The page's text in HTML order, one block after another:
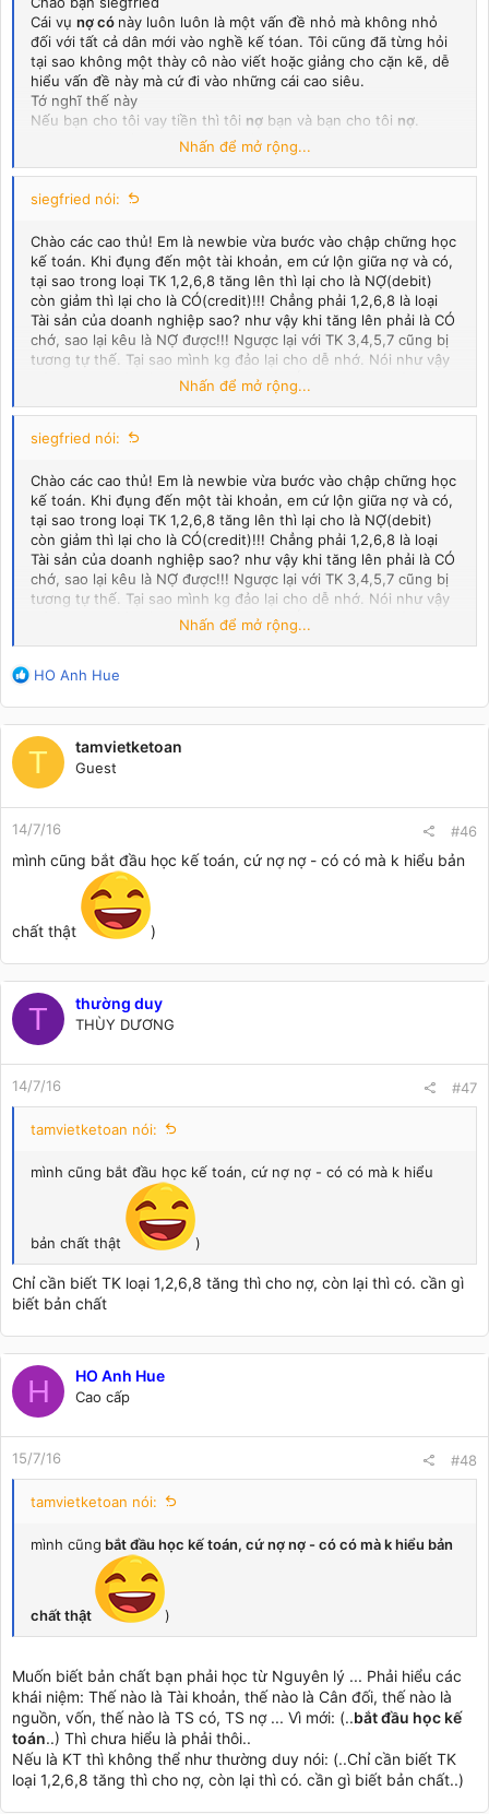
Cái vụ nợ có này luôn luôn là một vấn đề nhỏ mà không nhỏ
đối với tất cả dân mới vào nghề kế tóan. Tôi cũng đã từng hỏi
tại sao không một thày cô nào viết hoặc giảng cho cặn kẽ, dễ
hiểu vấn đề này mà cứ đi vào những cái cao siêu.
Tớ nghĩ thế này
Nếu bạn cho tôi vay tiền thì tôi nợ bạn và bạn cho tôi nợ
Chúng ta bắt đầu lạon lên vịnợ
rồi đây. Nhưng kế tóan rất hay
cho bạn, còn bạn
của tôi. Rõ ràng chưa.
Bây giời đếnNỢ
thế. Vụ này sẽ nói sao
Nói: Tôi
Có1 cái ôtô, và tôi NỢanh 1 tỷ đồng
Nói+ Kế tóan: tôiCó1 cái ô tô, tôiPHẢI TRẢ1 tỷ đồng
Kế tóan:Nợ TK 211, CóTK 331 1.000.000.000 đồng
Giải nghĩa theo văn nói: Anh đangCÓở chỗ tôi 1 tỷ đồng và
Tôi đang NỢanh 1 cái ôtô
NỢ, CÓ
trong tài khỏan kế tóan về bản
chất là đúng với ngôn ngữ nói. Tại vì bạn không nghĩ sâu hơn
nên tưởng rằngNợ là mình Nợ, vàcó là mình có. SAI RỒI hì, hì
Nhấn để mở rộng...
siegfried nói:
Chào các cao thủ! Em là newbie vừa bước vào chập chững học
kế toán. Khi đụng đến một tài khoản, em cứ lộn giữa nợ và có,
tại sao trong loại TK 1,2,6,8 tăng lên thì lại cho là NỢ(debit)
còn giảm thì lại cho là CÓ(credit)!!! Chẳng phải 1,2,6,8 là loại
Tài sản của doanh nghiệp sao? như vậy khi tăng lên phải là CÓ
chớ, sao lại kêu là NỢ được!!! Ngược lại với TK 3,4,5,7 cũng bị
tương tự thế. Tại sao mình kg đảo lại cho dễ nhớ. Nói như vậy
để các bác hiểu rằng định nghĩa NỢ, CÓ này là như thế nào?
Em hỏi mấy đứa bạn đi trước toàn bảo do người ta qui định thế
thì mình làm thế, NỢ-CÓ không phải nghĩa đó đâu!!! Thế nó
nghĩa là gì??? Các bác giúp với!!!!!
Nhấn để mở rộng...
siegfried nói:
Chào các cao thủ! Em là newbie vừa bước vào chập chững học
kế toán. Khi đụng đến một tài khoản, em cứ lộn giữa nợ và có,
tại sao trong loại TK 1,2,6,8 tăng lên thì lại cho là NỢ(debit)
còn giảm thì lại cho là CÓ(credit)!!! Chẳng phải 1,2,6,8 là loại
Tài sản của doanh nghiệp sao? như vậy khi tăng lên phải là CÓ
chớ, sao lại kêu là NỢ được!!! Ngược lại với TK 3,4,5,7 cũng bị
tương tự thế. Tại sao mình kg đảo lại cho dễ nhớ. Nói như vậy
để các bác hiểu rằng định nghĩa NỢ, CÓ này là như thế nào?
Em hỏi mấy đứa bạn đi trước toàn bảo do người ta qui định thế
nghĩa là gì??? Các bác giúp với!!!!!
Nhấn để mở rộng...
R
a
c
t
o
n
s
HO Anh Hue
T tamvietketoan
Guest
14/7/16 #46
mình cũng bắt đầu học kế toán, cứ nợ nợ - có có mà k hiểu bản
chất thật )
T thường duy
THÙY DƯƠNG
14/7/16 #47
tamvietketoan nói:
mình cũng bắt đầu học kế toán, cứ nợ nợ - có có mà k hiểu
bản chất thật )
Chỉ cần biết TK loại 1,2,6,8 tăng thì cho nợ, còn lại thì có. cần gì
biết bản chất
H HO Anh Hue
Cao cấp
15/7/16 #48
tamvietketoan nói:
mình cũng bắt đầu học kế toán, cứ nợ nợ - có có mà k hiểu bản
chất thật )
Muốn biết bản chất bạn phải học từ Nguyên lý ... Phải hiểu các
khái niệm: Thế nào là Tài khoản, thế nào là Cân đối, thế nào là
nguồn, vốn, thế nào là TS có, TS nợ ... Vì mới: (..bắt đầu học kế
toán..) Thì chưa hiểu là phải thôi..
Nếu là KT thì không thể như thường duy nói: (..Chỉ cần biết TK
loại 1,2,6,8 tăng thì cho nợ, còn lại thì có. cần gì biết bản chất..)